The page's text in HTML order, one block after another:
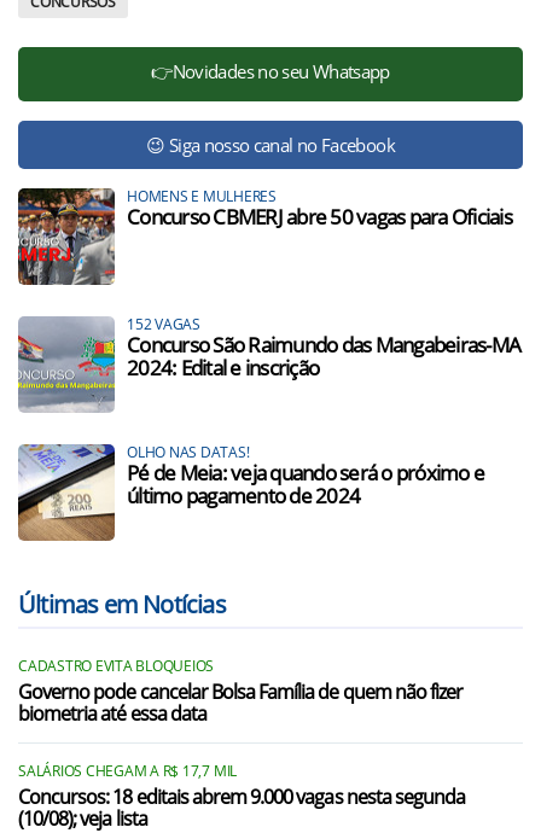
👉Novidades no seu Whatsapp
😉 Siga nosso canal no Facebook
HOMENS E MULHERES
Concurso CBMERJ abre 50 vagas para Oficiais
152 VAGAS
Concurso São Raimundo das Mangabeiras-MA
2024: Edital e inscrição
OLHO NAS DATAS!
Pé de Meia: veja quando será o próximo e
último pagamento de 2024
Últimas em Notícias
CADASTRO EVITA BLOQUEIOS
Governo pode cancelar Bolsa Família de quem não fizer
biometria até essa data
SALÁRIOS CHEGAM A R$ 17,7 MIL
Concursos: 18 editais abrem 9.000 vagas nesta segunda
(10/08); veja lista